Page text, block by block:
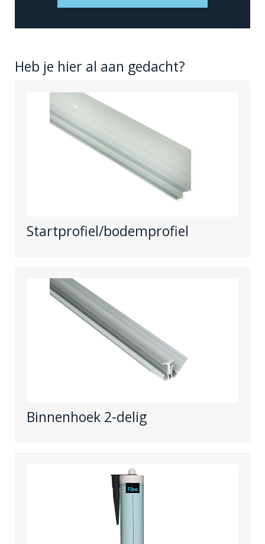
Heb je hier al aan gedacht?
Startprofiel/bodemprofiel
Binnenhoek 2-delig